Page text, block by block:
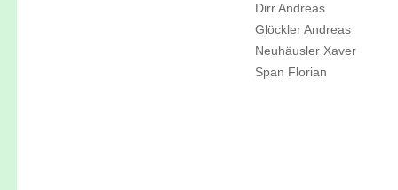
Dirr Andreas
Glöckler Andreas
Neuhäusler Xaver
Span Florian